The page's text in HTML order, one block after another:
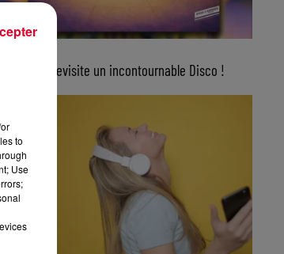
Entendeur revisite un incontournable Disco !
to
Use